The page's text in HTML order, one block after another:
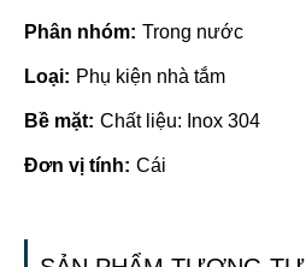
Phân nhóm: Trong nước
Loại: Phụ kiện nhà tắm
Bề mặt: Chất liệu: Inox 304
Đơn vị tính: Cái